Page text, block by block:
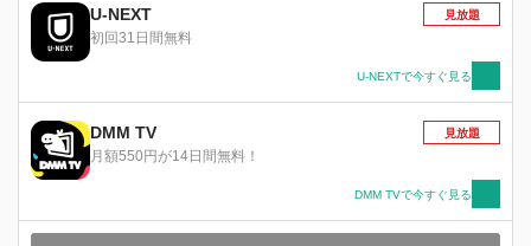
の陰謀が蠢いていた。“15分に7回”。大兎がヒメ
アとの“約束”を思い出したその時、平凡だった彼
の“約束”を、もう二度と違えないために、大兎は
想像を絶する戦いに足を踏み入れていく!
U-NEXT
初回31日間無料
見放題
U-NEXTで今すぐ見る
DMM TV
月額550円が14日間無料！
見放題
DMM TVで今すぐ見る